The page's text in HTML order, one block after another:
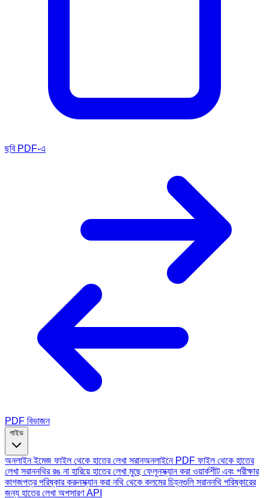
ছবি PDF-এ
PDF বিভাজন
গাইড
অনলাইন ইমেজ ফাইল থেকে হাতের লেখা সরানঅনলাইনে PDF ফাইল থেকে হাতের
লেখা সরাননথির রঙ না হারিয়ে হাতের লেখা মুছে ফেলুনস্ক্যান করা ওয়ার্কশীট এবং পরীক্ষার
কাগজপত্র পরিষ্কার করুনস্ক্যান করা নথি থেকে কলমের চিহ্নগুলি সরাননথি পরিষ্কারের
জন্য হাতের লেখা অপসারণ API